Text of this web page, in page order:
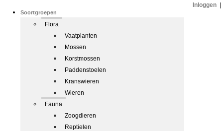
Soortgroepen
Flora
Vaatplanten
Mossen
Korstmossen
Paddenstoelen
Kranswieren
Wieren
Fauna
Zoogdieren
Reptielen
Inloggen